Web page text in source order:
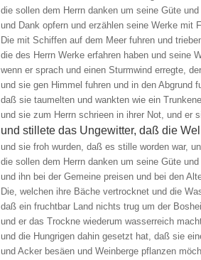
die sollen dem Herrn danken um seine Güte
und Dank opfern und erzählen seine Werke mit
Die mit Schiffen auf dem Meer fuhren und
die des Herrn Werke erfahren haben und seine
wenn er sprach und einen Sturmwind erregte,
und sie gen Himmel fuhren und in den Abgrund
daß sie taumelten und wankten wie ein
und sie zum Herrn schrieen in ihrer Not, und er
und stillete das Ungewitter, daß die
und sie froh wurden, daß es stille worden war,
die sollen dem Herrn danken um seine Güte
und ihn bei der Gemeine preisen und bei den
Die, welchen ihre Bäche vertrocknet und die
daß ein fruchtbar Land nichts trug um der
und er das Trockne wiederum wasserreich
und die Hungrigen dahin gesetzt hat, daß sie
und Acker besäen und Weinberge pflanzen